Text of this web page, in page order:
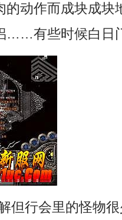
的动作而成块成块
……有些时候白日
但行会里的怪物